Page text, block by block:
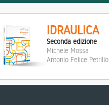
IDRAULICA
Seconda edizione
Michele Mossa
Antonio Felice Petrillo